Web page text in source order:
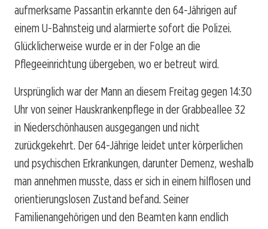
aufmerksame Passantin erkannte den 64-Jährigen auf
einem U-Bahnsteig und alarmierte sofort die Polizei.
Glücklicherweise wurde er in der Folge an die
Pflegeeinrichtung übergeben, wo er betreut wird.
Ursprünglich war der Mann an diesem Freitag gegen 14:30
Uhr von seiner Hauskrankenpflege in der Grabbeallee 32
in Niederschönhausen ausgegangen und nicht
zurückgekehrt. Der 64-Jährige leidet unter körperlichen
und psychischen Erkrankungen, darunter Demenz, weshalb
man annehmen musste, dass er sich in einem hilflosen und
orientierungslosen Zustand befand. Seiner
Familienangehörigen und den Beamten kann endlich